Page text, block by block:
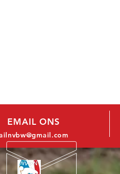
EMAIL ONS